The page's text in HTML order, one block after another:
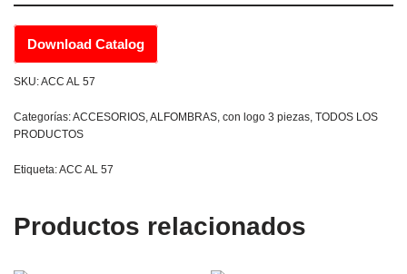
Download Catalog
SKU:ACC AL 57
Categorías:ACCESORIOS,ALFOMBRAS, con logo 3 piezas, TODOS LOS
PRODUCTOS
Etiqueta:ACC AL 57
Productos relacionados